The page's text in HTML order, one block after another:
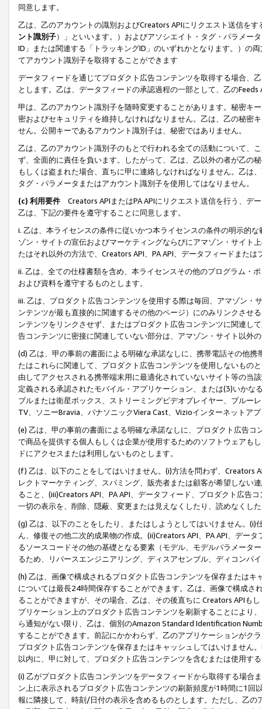
同意します。
乙は、乙のアカウントの識別およびCreators APIにリクエスト送信を
ント識別子）」といいます。）およびアソシエイト・タグ・パラメー
ID」または関連する「トラッキングID」のいずれかとなります。）の
てアカウント識別子を取得することができます
データフィードを通じてプロダクト広告コンテンツを取得する場合、
とします。乙は、データフィードの承認過程の一部として、乙の
甲は、乙のアカウント識別子を随時変更することがあります。秘密キ
密およびセキュリティを維持しなければなりません。乙は、乙の秘密
せん。公開キーであるアカウント識別子は、秘密ではありません。
乙は、乙のアカウント識別子のもとで行われる全ての活動について、
ず、全面的に責任を負います。したがって、乙は、乙以外の者が乙の
もしくは盗まれた場合、直ちに甲に連絡しなければなりません。乙は
タグ・パラメータまたはアカウント識別子を使用してはなりません。
(c) 利用要件 Creators APIまたはPA APIにリクエスト送信を行う、デ
乙は、下記の要件を遵守することに同意します。
i. 乙は、本ライセンスの条件に従いかつ本ライセンスの条件の明示的
ゾン・サイトの宣伝およびマーケティングならびにアマゾン・サイト
たはそれ以外の方法で、Creators API、PA API、データフィードまた
ii. 乙は、全ての仕様書類を含め、本ライセンスその他のプログラム・
および資料を遵守するものとします。
iii. 乙は、プロダクト広告コンテンツを使用する際は毎回、アマゾン
ンテンツが最も直接的に関連するその他のページ）にのみリンクさせ
ンテンツをリンクさせず、またはプロダクト広告コンテンツに関連し
告コンテンツに密接に関連していない部分は、アマゾン・サイト以外
(d) 乙は、甲の事前の書面による明確な承諾なしに、携帯電話その他
たはこれらに関連して、プロダクト広告コンテンツを使用しないもの
由してアクセスされる携帯端末用に最適化されていないサイト等の当
定義される承認されたモバイル・アプリケーション、または(3)いか
ブルまたは衛星ボックス、ストリーミングビデオプレイヤー、ブルー
TV、ソニーBravia、パナソニックViera Cast、Vizioインターネットア
(e) 乙は、甲の事前の書面による明確な承諾なしに、プロダクト広告
で商品を提供する個人もしくは企業が使用するためのソフトウェアも
ドにアクセスまたは利用しないものとします。
(f) 乙は、以下のことをしてはいけません。(i)方法を問わず、Creators
レクトマーケティング、スパミング、販売者または顧客が希望しない
ること、(iii)Creators API、PA API、データフィード、プロダクト広告
一切の表示を、削除、隠蔽、変更または見えなくしたり、読めなくし
(g) 乙は、以下のことをしたり、またはしようとしてはいけません。
ん、修復その他二次的成果物の作成。(ii)Creators API、PA API、デー
るソースコードその他の基礎となる要素（モデル、モデルパラメータ
るため、リバースエンジニアリング、ディスアセンブル、ディコンパ
(h) 乙は、画像で構成されるプロダクト広告コンテンツを保存または
については最長24時間保存することができます。乙は、画像で構成
ることができますが、その場合、乙は、その後直ちに Creators APIも
プリケーション上のプロダクト広告コンテンツを刷新することにより
ら通知がない限り、乙は、個別のAmazon Standard Identification
することができます。前記にかかわらず、乙のアプリケーションがク
プロダクト広告コンテンツを保存またはキャッシュしてはいけません
以内に、甲に対して、プロダクト広告コンテンツを含むまたは使用す
(i) 乙がプロダクト広告コンテンツをデータフィードから取得する場合
ン上に表示されるプロダクト広告コンテンツの刷新頻度が1時間に1
報に隣接して、時刻/日付の表示を含めるものとします。ただし、乙